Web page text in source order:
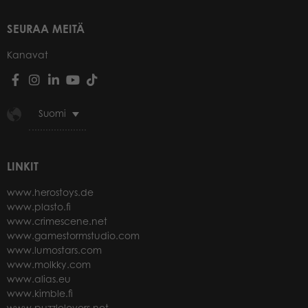
SEURAA MEITÄ
Kanavat
Suomi
LINKIT
www.herostoys.de
www.plasto.fi
www.crimescene.net
www.gamestormstudio.com
www.lumostars.com
www.molkky.com
www.alias.eu
www.kimble.fi